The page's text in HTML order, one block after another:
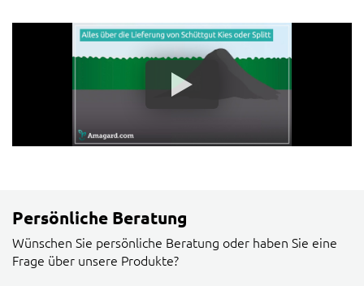
Persönliche Beratung
Wünschen Sie persönliche Beratung oder haben Sie eine
Frage über unsere Produkte?